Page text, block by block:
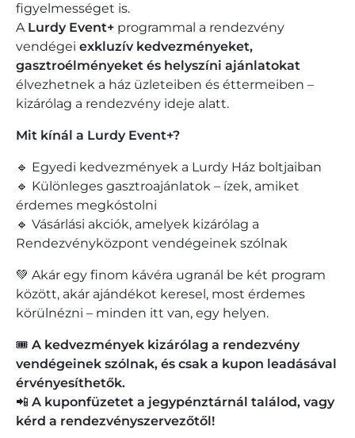
figyelmességet is.
A Lurdy Event+ programmal a rendezvény
vendégei exkluzív kedvezményeket,
gasztroélményeket és helyszíni ajánlatokat
élvezhetnek a ház üzleteiben és éttermeiben –
kizárólag a rendezvény ideje alatt.
Mit kínál a Lurdy Event+?
🔹 Egyedi kedvezmények a Lurdy Ház boltjaiban
🔹 Különleges gasztroajánlatok – ízek, amiket
érdemes megkóstolni
🔹 Vásárlási akciók, amelyek kizárólag a
Rendezvényközpont vendégeinek szólnak
💚 Akár egy finom kávéra ugranál be két program
között, akár ajándékot keresel, most érdemes
körülnézni – minden itt van, egy helyen.
🎟️ A kedvezmények kizárólag a rendezvény
vendégeinek szólnak, és csak a kupon leadásával
érvényesíthetők.
📲 A kuponfüzetet a jegypénztárnál találod, vagy
kérd a rendezvényszervezőtől!